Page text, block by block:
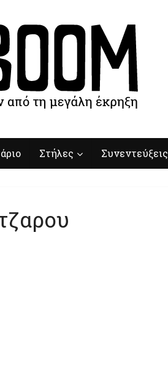
Στήλες Συνεντεύξεις